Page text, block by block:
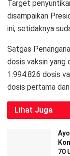
Target
disampaikan
ini, setidaknya
Satgas
dosis vaksin yang
1.994.826 dosis
dosis pertama
Lihat Juga
70